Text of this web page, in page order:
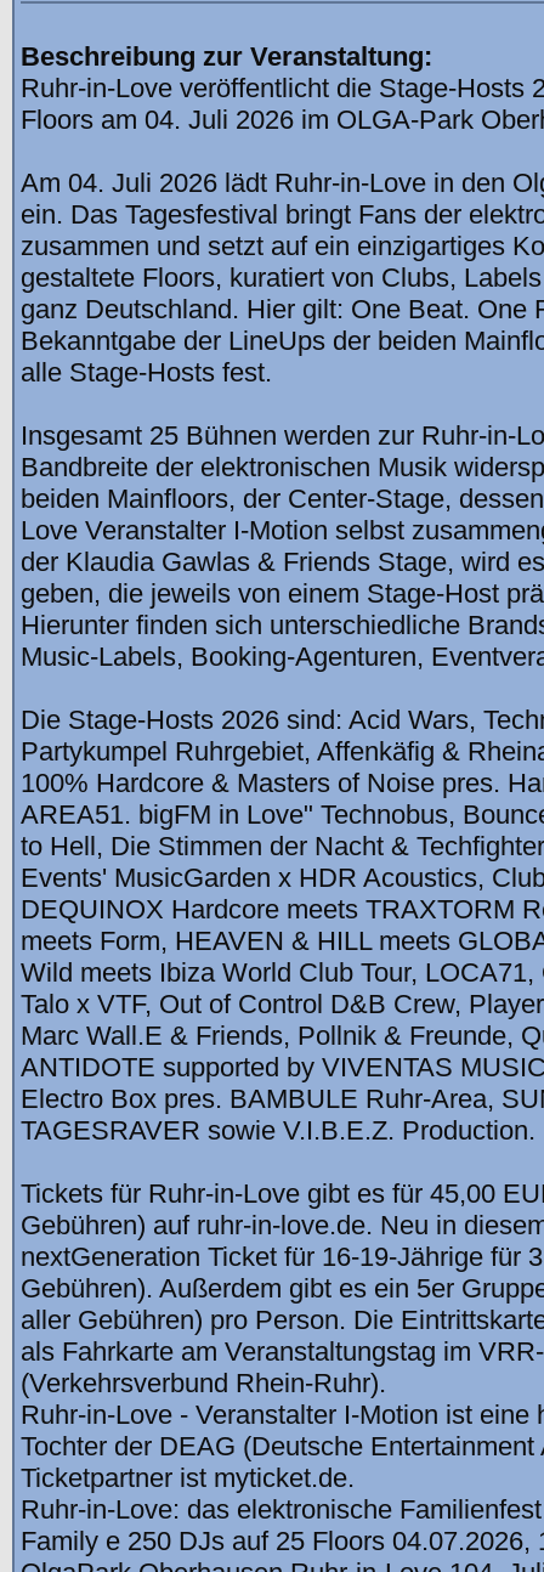
Beschreibung zur Veranstaltung:
Ruhr-in-Love veröffentlicht die Stage-Hosts
Floors am 04. Juli 2026 im OLGA-Park
Am 04. Juli 2026 lädt Ruhr-in-Love in den
ein. Das Tagesfestival bringt Fans der
zusammen und setzt auf ein einzigartiges
gestaltete Floors, kuratiert von Clubs,
ganz Deutschland. Hier gilt: One Beat. One
Bekanntgabe der LineUps der beiden
alle Stage-Hosts fest.
Insgesamt 25 Bühnen werden zur Ruhr-in-
Bandbreite der elektronischen Musik
beiden Mainfloors, der Center-Stage,
Love Veranstalter I-Motion selbst
der Klaudia Gawlas & Friends Stage, wird
geben, die jeweils von einem Stage-Host
Hierunter finden sich unterschiedliche
Music-Labels, Booking-Agenturen,
Die Stage-Hosts 2026 sind: Acid Wars,
Partykumpel Ruhrgebiet, Affenkäfig &
100% Hardcore & Masters of Noise pres.
AREA51. bigFM in Love" Technobus,
to Hell, Die Stimmen der Nacht &
Events' MusicGarden x HDR Acoustics,
DEQUINOX Hardcore meets TRAXTORM
meets Form, HEAVEN & HILL meets
Wild meets Ibiza World Club Tour,
Talo x VTF, Out of Control D&B Crew,
Marc Wall.E & Friends, Pollnik & Freunde,
ANTIDOTE supported by VIVENTAS
Electro Box pres. BAMBULE Ruhr-Area,
TAGESRAVER sowie V.I.B.E.Z. Production.
Tickets für Ruhr-in-Love gibt es für 45,00
Gebühren) auf ruhr-in-love.de. Neu in
nextGeneration Ticket für 16-19-Jährige für
Gebühren). Außerdem gibt es ein 5er
aller Gebühren) pro Person. Die
als Fahrkarte am Veranstaltungstag im
(Verkehrsverbund Rhein-Ruhr).
Ruhr-in-Love - Veranstalter I-Motion ist eine
Tochter der DEAG (Deutsche
Ticketpartner ist myticket.de.
Ruhr-in-Love: das elektronische
Family e 250 DJs auf 25 Floors 04.07.2026,